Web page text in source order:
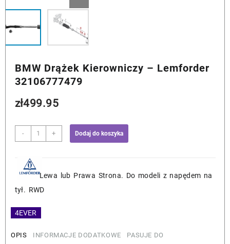
4EVER
BMW Drążek Kierowniczy – Lemforder
32106777479
zł499.95
-
ilość
BMW
Kierowniczy
-
32106777479
+ Dodaj do koszyka
Lewa lub Prawa Strona. Do modeli z napędem na
tył. RWD
OPIS INFORMACJE DODATKOWE PASUJE DO